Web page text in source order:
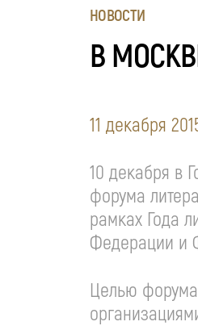
НОВОСТИ
В
11 декабря
10 декабря в
форума
рамках Года
Федерации и
Целью форума